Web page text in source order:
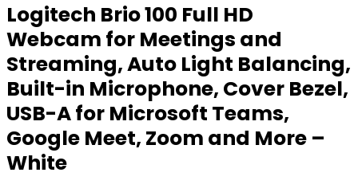
Logitech Brio 100 Full HD
Webcam for Meetings and
Streaming, Auto Light Balancing,
Built-in Microphone, Cover Bezel,
USB-A for Microsoft Teams,
Google Meet, Zoom and More –
White